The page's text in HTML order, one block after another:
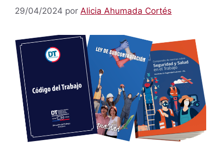
29/04/2024 por Alicia Ahumada Cortés